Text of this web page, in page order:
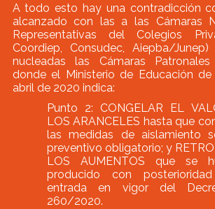
A todo esto hay una contradicción
alcanzado con las a las Cámaras
Representativas del Colegios
Coordiep, Consudec, Aiepba/
nucleadas las Cámaras Patronales
donde el Ministerio de Educación
abril de 2020 indica:
Punto 2: CONGELAR EL
LOS ARANCELES hasta que
las medidas de aislamiento
preventivo obligatorio; y
LOS AUMENTOS que se
producido con
entrada en vigor del
260/2020.